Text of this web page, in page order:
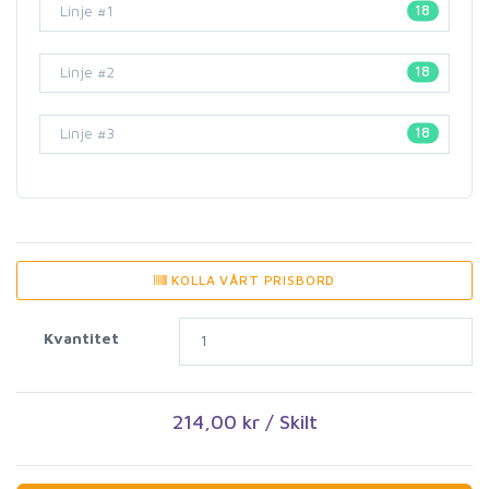
18
18
18
KOLLA VÅRT PRISBORD
Kvantitet
214,00 kr / Skilt